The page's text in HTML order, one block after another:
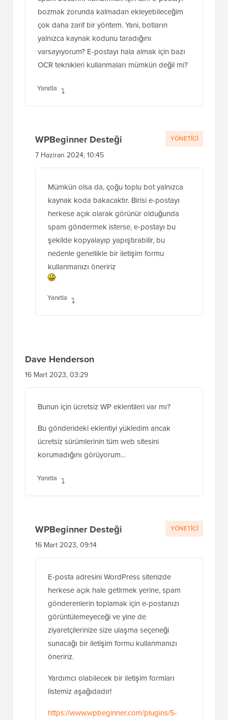
bozmak zorunda kalmadan ekleyebileceğim
çok daha zarif bir yöntem. Yani, botların
yalnızca kaynak kodunu taradığını
varsayıyorum? E-postayı hala almak için bazı
OCR teknikleri kullanmaları mümkün değil mi?
Yanıtla
WPBeginner Desteği
7 Haziran 2024, 10:45
Mümkün olsa da, çoğu toplu bot yalnızca
kaynak koda bakacaktır. Birisi e-postayı
herkese açık olarak görünür olduğunda
spam göndermek isterse, e-postayı bu
şekilde kopyalayıp yapıştırabilir, bu
nedenle genellikle bir iletişim formu
kullanmanızı öneririz
Yanıtla
YÖNETICI
Dave Henderson
16 Mart 2023, 03:29
Bunun için ücretsiz WP eklentileri var mı?
Bu gönderideki eklentiyi yükledim ancak
ücretsiz sürümlerinin tüm web sitesini
korumadığını görüyorum…
Yanıtla
WPBeginner Desteği
16 Mart 2023, 09:14
E-posta adresini WordPress sitenizde
herkese açık hale getirmek yerine, spam
gönderenlerin toplamak için e-postanızı
görüntülemeyeceği ve yine de
ziyaretçilerinize size ulaşma seçeneği
sunacağı bir iletişim formu kullanmanızı
öneririz.
Yardımcı olabilecek bir iletişim formları
listemiz aşağıdadır!
https://www.wpbeginner.com/plugins/5-
YÖNETICI